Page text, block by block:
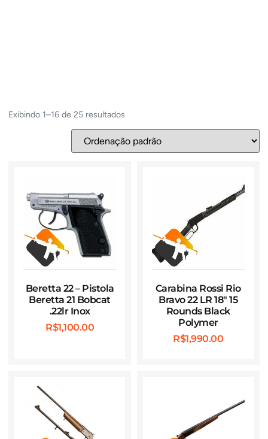
Exibindo 1–16 de 25 resultados
Beretta 22 – Pistola
Beretta 21 Bobcat
.22lr Inox
R$1,100.00
Carabina Rossi Rio
Bravo 22 LR 18″ 15
Rounds Black
Polymer
R$1,990.00